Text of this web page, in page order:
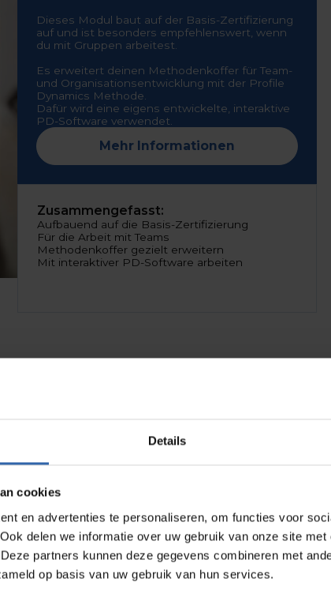
Details
cookies
en advertenties te personaliseren, om functies voor
delen we informatie over uw gebruik van onze site
partners kunnen deze gegevens combineren met
op basis van uw gebruik van hun services.
Dieses Modul baut auf der Basis-Zertifizierung
auf und ist besonders empfehlenswert, wenn
du mit Gruppen arbeitest.
Es erweitert deinen Methodenkoffer für Team-
und Organisationsentwicklung mit der Profile
Dynamics Methode.
Dafür wird eine eigens entwickelte, interaktive
PD-Software verwendet.
Mehr Informationen
Zusammengefasst:
Aufbauend auf die Basis-Zertifizierung
Für die Arbeit mit Teams
Methodenkoffer gezielt erweitern
Mit interaktiver PD-Software arbeiten
Für Consultants
Du hast die Ausbildung schon gemacht, warst
aber länger nicht aktiv im Coaching? Dann
begleiten wir dich und machen dich schnell
wieder fit für die Praxis – bei Fragen rund um
den Service sind wir natürlich für dich da.